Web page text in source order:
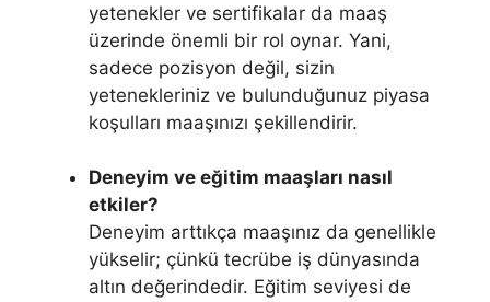
yetenekler ve sertifikalar da maaş
üzerinde önemli bir rol oynar. Yani,
sadece pozisyon değil, sizin
yetenekleriniz ve bulunduğunuz piyasa
koşulları maaşınızı şekillendirir.
Deneyim ve eğitim maaşları nasıl
etkiler?
Deneyim arttıkça maaşınız da genellikle
yükselir; çünkü tecrübe iş dünyasında
altın değerindedir. Eğitim seviyesi de